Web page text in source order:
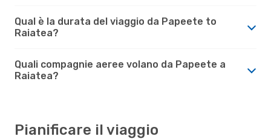
Qual è la durata del viaggio da Papeete to
Raiatea?
Quali compagnie aeree volano da Papeete a
Raiatea?
Pianificare il viaggio